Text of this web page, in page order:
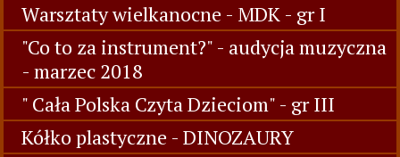
Warsztaty wielkanocne - MDK - gr I
"Co to za instrument?" - audycja muzyczna
- marzec 2018
" Cała Polska Czyta Dzieciom" - gr III
Kółko plastyczne - DINOZAURY